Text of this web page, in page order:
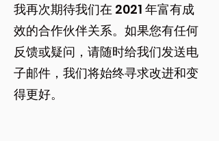
我再次期待我们在 2021 年富有成
效的合作伙伴关系。如果您有任何
反馈或疑问，请随时给我们发送电
子邮件，我们将始终寻求改进和变
得更好。